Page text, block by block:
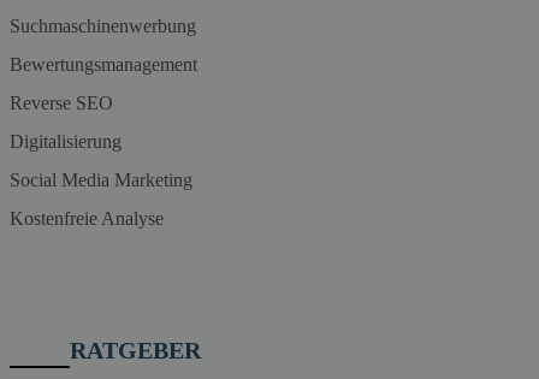
Suchmaschinenwerbung
Bewertungsmanagement
Reverse SEO
Digitalisierung
Social Media Marketing
Kostenfreie Analyse
RATGEBER